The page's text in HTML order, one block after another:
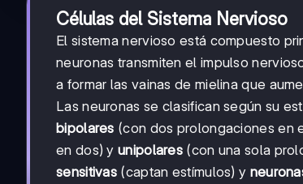
Células del Sistema Nervioso
El sistema nervioso está compuesto
neuronas transmiten el impulso
a formar las vainas de mielina que
Las neuronas se clasifican según su
bipolares (con dos prolongaciones en
en dos) y unipolares (con una sola
sensitivas (captan estímulos) y